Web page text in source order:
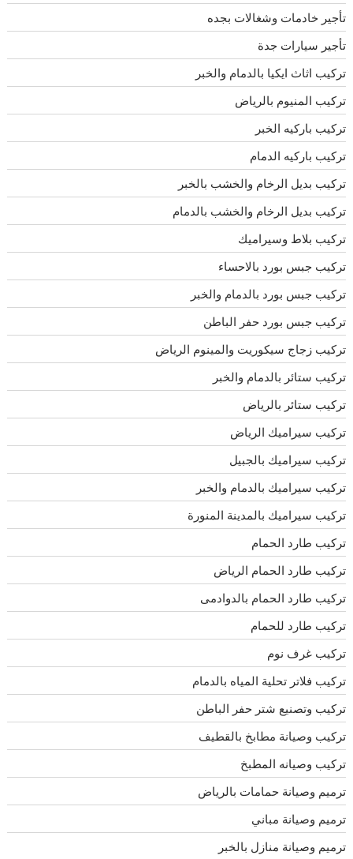
تأجير خادمات وشغالات بجده
تأجير سيارات جدة
تركيب اثاث ايكيا بالدمام والخبر
تركيب المنيوم بالرياض
تركيب باركيه الخبر
تركيب باركيه الدمام
تركيب بديل الرخام والخشب بالخبر
تركيب بديل الرخام والخشب بالدمام
تركيب بلاط وسيراميك
تركيب جبس بورد بالاحساء
تركيب جبس بورد بالدمام والخبر
تركيب جبس بورد حفر الباطن
تركيب زجاج سيكوريت والمينوم الرياض
تركيب ستائر بالدمام والخبر
تركيب ستائر بالرياض
تركيب سيراميك الرياض
تركيب سيراميك بالجبيل
تركيب سيراميك بالدمام والخبر
تركيب سيراميك بالمدينة المنورة
تركيب طارد الحمام
تركيب طارد الحمام الرياض
تركيب طارد الحمام بالدوادمى
تركيب طارد للحمام
تركيب غرف نوم
تركيب فلاتر تحلية المياه بالدمام
تركيب وتصنيع شتر حفر الباطن
تركيب وصيانة مطابخ بالقطيف
تركيب وصيانه المطبخ
ترميم وصيانة حمامات بالرياض
ترميم وصيانة مباني
ترميم وصيانة منازل بالخبر